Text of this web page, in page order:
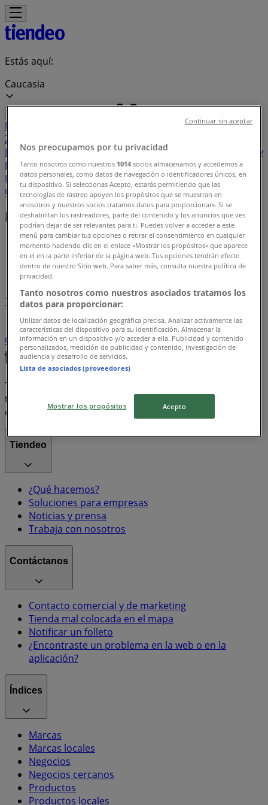
Estás aquí:
Caucasia
Destacados
Zapatos
ElectrónicaFarmacias, Droguerías y Ópticas
Perfumerías y
BellezaRestaurantesJuguetes y BebésDeporteCarros,
Motos y RepuestosFerreterías y ConstrucciónLibros y
CineViajesBancos y Seguros
Índice de ofertas en Caucasia
Tiendeo en Caucasia»
Índice de ofertas
1
Supermercados
arroz
Farmacias, Droguerías y
Ópticas
Ropa y Zapatos celulares televisores
Tiendeo forma parte de Shopfully, la empresa
tecnológica que está reinventando las compras locales
en todo el mundo.
Tiendeo
¿Qué hacemos?
Soluciones para empresas
Noticias y prensa
Trabaja con nosotros
Contáctanos
Contacto comercial y de marketing
Tienda mal colocada en el mapa
Notificar un folleto
¿Encontraste un problema en la web o en la
aplicación?
Índices
Marcas
Marcas locales
Negocios
Negocios cercanos
Productos
Productos locales
Nos preocupamos por tu privacidad
Tanto nosotros como nuestros 1014 socios almacenamos y accedemos a
datos personales, como datos de navegación o identificadores únicos, en
tu dispositivo. Si seleccionas Acepto, estarás permitiendo que las
tecnologías de rastreo apoyen los propósitos que se muestran en
«nosotros y nuestros socios tratamos datos para proporcionar». Si se
deshabilitan los rastreadores, parte del contenido y los anuncios que ves
podrían dejar de ser relevantes para ti. Puedes volver a acceder a este
menú para cambiar tus opciones o retirar el consentimiento en cualquier
momento haciendo clic en el enlace «Mostrar los propósitos» que aparece
en el en la parte inferior de la página web. Tus opciones tendrán efecto
dentro de nuestro Sitio web. Para saber más, consulta nuestra política de
privacidad.
Tanto nosotros como nuestros asociados tratamos los
datos para proporcionar:
Utilizar datos de localización geográfica precisa. Analizar activamente las
características del dispositivo para su identificación. Almacenar la
información en un dispositivo y/o acceder a ella. Publicidad y contenido
personalizados, medición de publicidad y contenido, investigación de
audiencia y desarrollo de servicios.
Lista de asociados (proveedores)
Mostrar los propósitos Acepto
Continuar sin aceptar